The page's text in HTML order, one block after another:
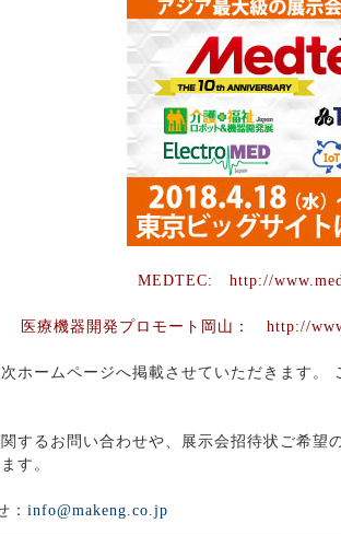
MEDTEC: http://
医療機器開発プロモート岡山： http://
ホームページへ掲載させていただきます。
するお問い合わせや、展示会招待状ご希望
す。
： info@makeng.co.jp